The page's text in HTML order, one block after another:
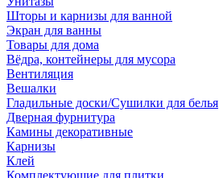
Шторы и карнизы для ванной
Экран для ванны
Товары для дома
Вёдра, контейнеры для мусора
Вентиляция
Вешалки
Гладильные доски/Сушилки для белья
Дверная фурнитура
Камины декоративные
Карнизы
Клей
Комплектующие для плитки